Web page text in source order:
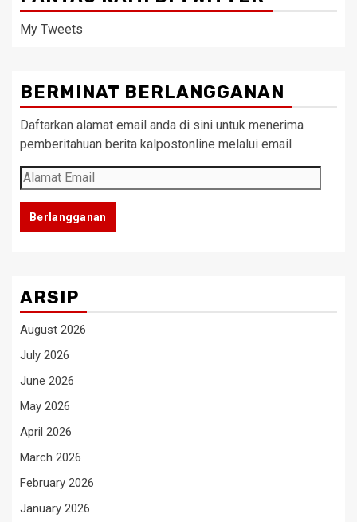
My Tweets
BERMINAT BERLANGGANAN
Daftarkan alamat email anda di sini untuk menerima
pemberitahuan berita kalpostonline melalui email
Alamat
Email
Berlangganan
ARSIP
August 2026
July 2026
June 2026
May 2026
April 2026
March 2026
February 2026
January 2026